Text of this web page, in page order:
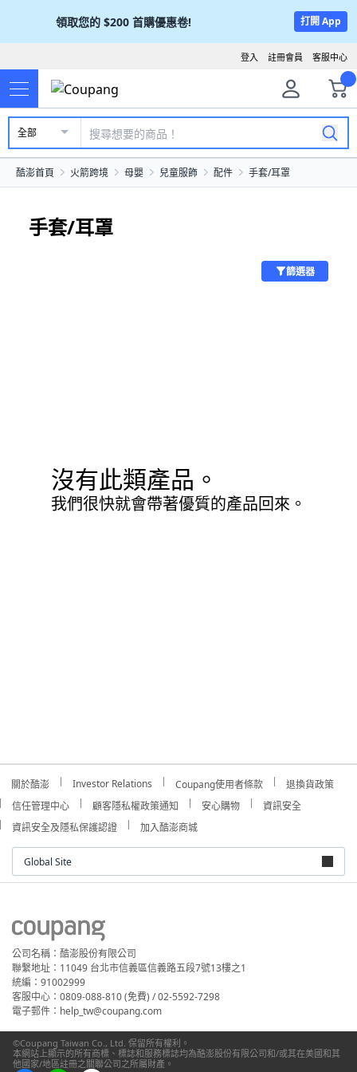
領取您的 $200 首購優惠卷! 打開 App
客服中心
註冊會員
登入
全部
酷澎首頁 火箭跨境 母嬰 兒童服飾 配件 手套/耳罩
手套/耳罩
篩選器
沒有此類產品。
我們很快就會帶著優質的產品回來。
關於酷澎 Investor Relations Coupang使用者條款
退換貨政策
信任管理中心
顧客隱私權政策通知 安心購物
資訊安全
資訊安全及隱私保護認證
加入酷澎商城
Global Site
公司名稱：酷澎股份有限公司
聯繫地址：11049 台北市信義區信義路五段7號13樓之1
統編：91002999
客服中心：0809-088-810 (免費) / 02-5592-7298
電子郵件：help_tw@coupang.com
©Coupang Taiwan Co., Ltd. 保留所有權利。
本網站上顯示的所有商標、標誌和服務標誌均為酷澎股份有限公司和/或其在美國和其
他國家/地區註冊之關聯公司之所屬財產。